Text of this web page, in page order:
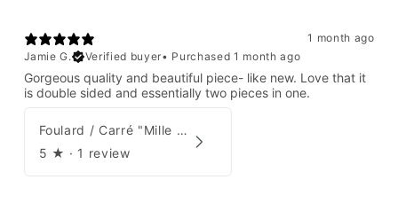
1 month ago
Jamie G.
Verified buyer• Purchased 1 month ago
Gorgeous quality and beautiful piece- like new. Love that it
is double sided and essentially two pieces in one.
Foulard / Carré "Mille Feuilles de Soie" Hermès par Natsuno Hidaka
5 ★ · 1 review